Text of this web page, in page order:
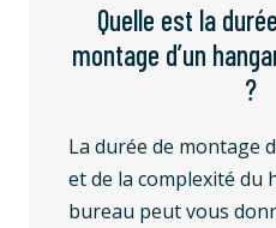
Quelle est la
montage d’un
?
La durée de montage
et de la complexité du
bureau peut vous